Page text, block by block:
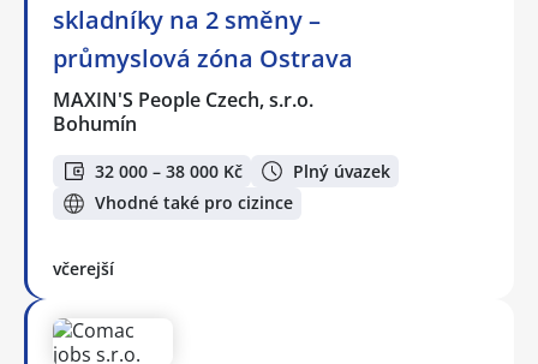
skladníky na 2 směny –
průmyslová zóna Ostrava
MAXIN'S People Czech, s.r.o.
Bohumín
32 000 – 38 000 Kč
Plný úvazek
Vhodné také pro cizince
včerejší